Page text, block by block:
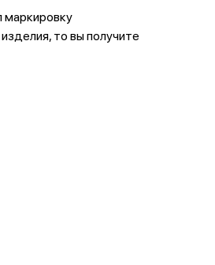
маркировку
то вы получите